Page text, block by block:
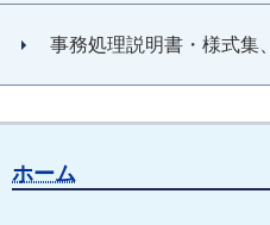
事務処理説明書・様式集
ホーム